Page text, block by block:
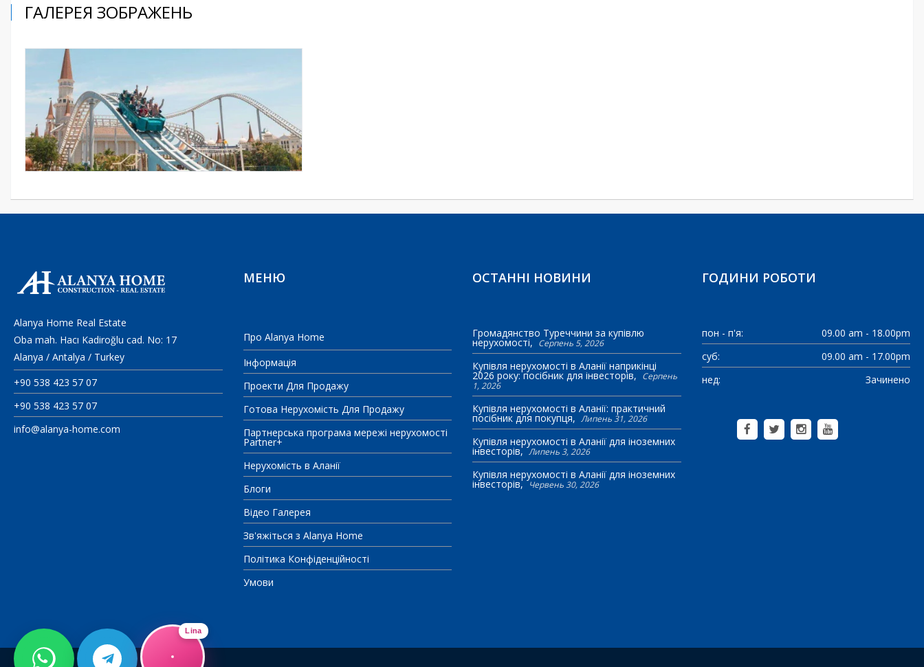
ГАЛЕРЕЯ ЗОБРАЖЕНЬ
Alanya Home Real Estate
Oba mah. Hacı Kadiroğlu cad. No: 17
Alanya / Antalya / Turkey
+90 538 423 57 07
+90 538 423 57 07
info@alanya-home.com
МЕНЮ
Про Alanya Home
Інформація
Проекти Для Продажу
Готова Нерухомість Для Продажу
Партнерська програма мережі нерухомості
Partner+
Нерухомість в Аланії
Блоги
Відео Галерея
Зв'яжіться з Alanya Home
Політика Конфіденційності
Умови
ОСТАННІ НОВИНИ
Громадянство Туреччини за купівлю
нерухомості Серпень 5, 2026
Купівля нерухомості в Аланії наприкінці
2026 року: посібник для інвесторів
Серпень
1, 2026
Купівля нерухомості в Аланії: практичний
посібник для покупця Липень 31, 2026
Купівля нерухомості в Аланії для іноземних
інвесторів Липень 3, 2026
Купівля нерухомості в Аланії для іноземних
інвесторів Червень 30, 2026
ГОДИНИ РОБОТИ
пон - п'я:
09.00 am - 18.00pm
суб:
09.00 am - 17.00pm
нед:
Зачинено
Lina